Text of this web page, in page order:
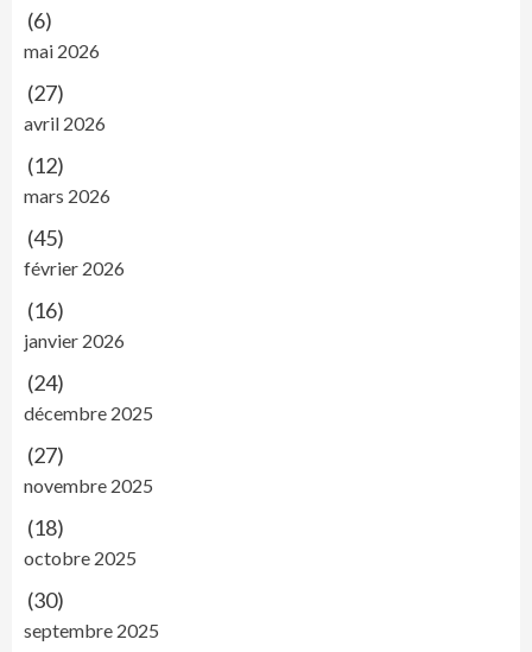
(6)
mai 2026
(27)
avril 2026
(12)
mars 2026
(45)
février 2026
(16)
janvier 2026
(24)
décembre 2025
(27)
novembre 2025
(18)
octobre 2025
(30)
septembre 2025